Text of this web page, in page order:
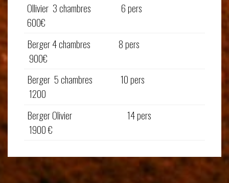
Ollivier 3 chambres 6 pers
600€
Berger 4 chambres 8 pers
900€
Berger 5 chambres 10 pers
1200
Berger Olivier 14 pers
1900 €